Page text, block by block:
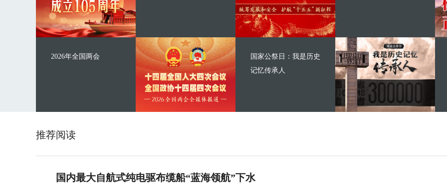
2026年全国两会
国家公祭日：我是历史
记忆传承人
推荐阅读
国内最大自航式纯电驱布缆船“蓝海领航”下水